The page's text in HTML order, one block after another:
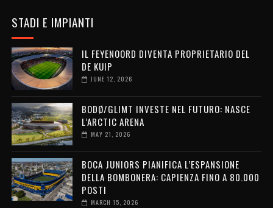
STADI E IMPIANTI
IL FEYENOORD DIVENTA PROPRIETARIO DEL
DE KUIP
JUNE 12, 2026
BODØ/GLIMT INVESTE NEL FUTURO: NASCE
L’ARCTIC ARENA
MAY 21, 2026
BOCA JUNIORS PIANIFICA L’ESPANSIONE
DELLA BOMBONERA: CAPIENZA FINO A 80.000
POSTI
MARCH 15, 2026